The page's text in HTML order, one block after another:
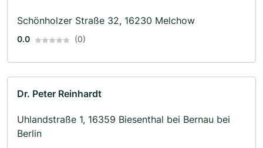
Schönholzer Straße 32, 16230 Melchow
0.0 (0)
Dr. Peter Reinhardt
Uhlandstraße 1, 16359 Biesenthal bei Bernau bei
Berlin